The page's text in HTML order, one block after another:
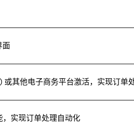
面
或其他电子商务平台激活，实现订单
，实现订单处理自动化